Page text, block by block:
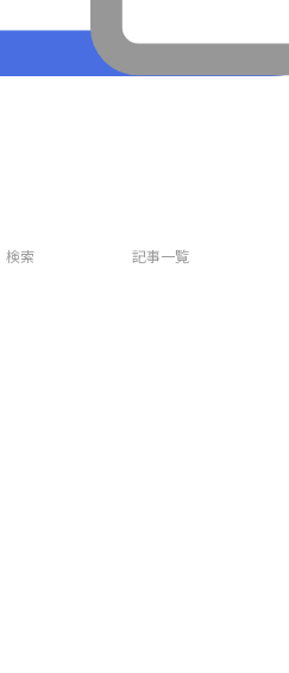
ら来ています。歯は大部分が臼
検索 記事一覧